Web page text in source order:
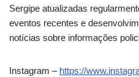
Sergipe atualizadas
eventos recentes e
notícias sobre informações
Instagram – https://